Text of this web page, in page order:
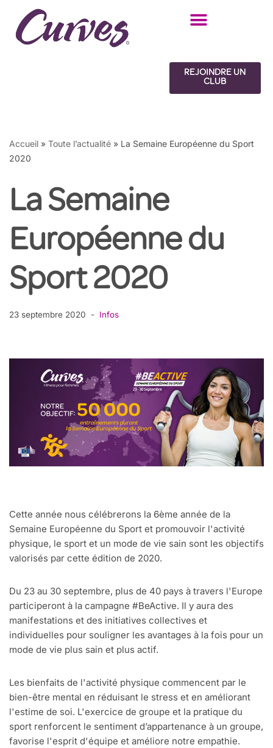
Aller
REJOINDRE UN
CLUB
Accueil » Toute l’actualité » La Semaine Européenne du Sport
2020
La Semaine
Européenne du
Sport 2020
23 septembre 2020 Infos
Cette année nous célébrerons la 6ème année de la
Semaine Européenne du Sport et promouvoir l'activité
physique, le sport et un mode de vie sain sont les objectifs
valorisés par cette édition de 2020.
Du 23 au 30 septembre, plus de 40 pays à travers l'Europe
participeront à la campagne #BeActive. Il y aura des
manifestations et des initiatives collectives et
individuelles pour souligner les avantages à la fois pour un
mode de vie plus sain et plus actif.
Les bienfaits de l'activité physique commencent par le
bien-être mental en réduisant le stress et en améliorant
l'estime de soi. L'exercice de groupe et la pratique du
sport renforcent le sentiment d’appartenance à un groupe,
favorise l'esprit d'équipe et améliore notre empathie.